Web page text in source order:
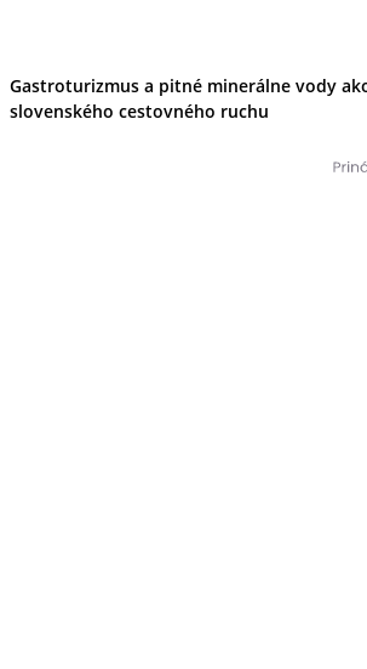
Gastroturizmus a pitné minerálne vody
slovenského cestovného ruchu